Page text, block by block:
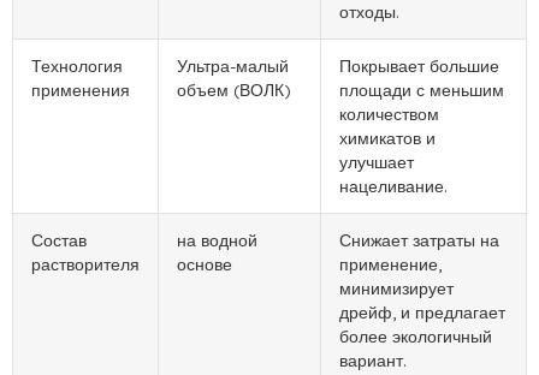
отходы.
Технология
применения
Ультра-малый
объем (ВОЛК)
Покрывает большие
площади с меньшим
количеством
химикатов и
улучшает
нацеливание.
Состав
растворителя
на водной
основе
Снижает затраты на
применение,
минимизирует
дрейф, и предлагает
более экологичный
вариант.